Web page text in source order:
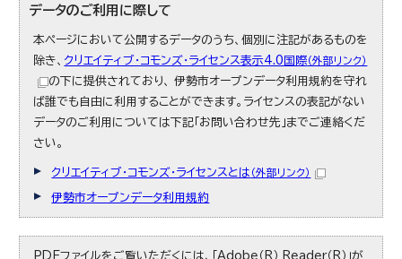
データのご利用に際して
本ページにおいて公開するデータのうち、個別に注記があるものを
除き、 クリエイティブ・コモンズ・ライセンス表示4.0国際（外部リンク）
の下に提供されており、 伊勢市オープンデータ利用規約を守れ
ば誰でも自由に利用することができます。ライセンスの表記がない
データのご利用については下記「お問い合わせ先」までご連絡くだ
さい。
クリエイティブ・コモンズ・ライセンスとは （外部リンク）
伊勢市オープンデータ利用規約
PDFファイルをご覧いただくには、「Adobe（R） Reader（R）」が